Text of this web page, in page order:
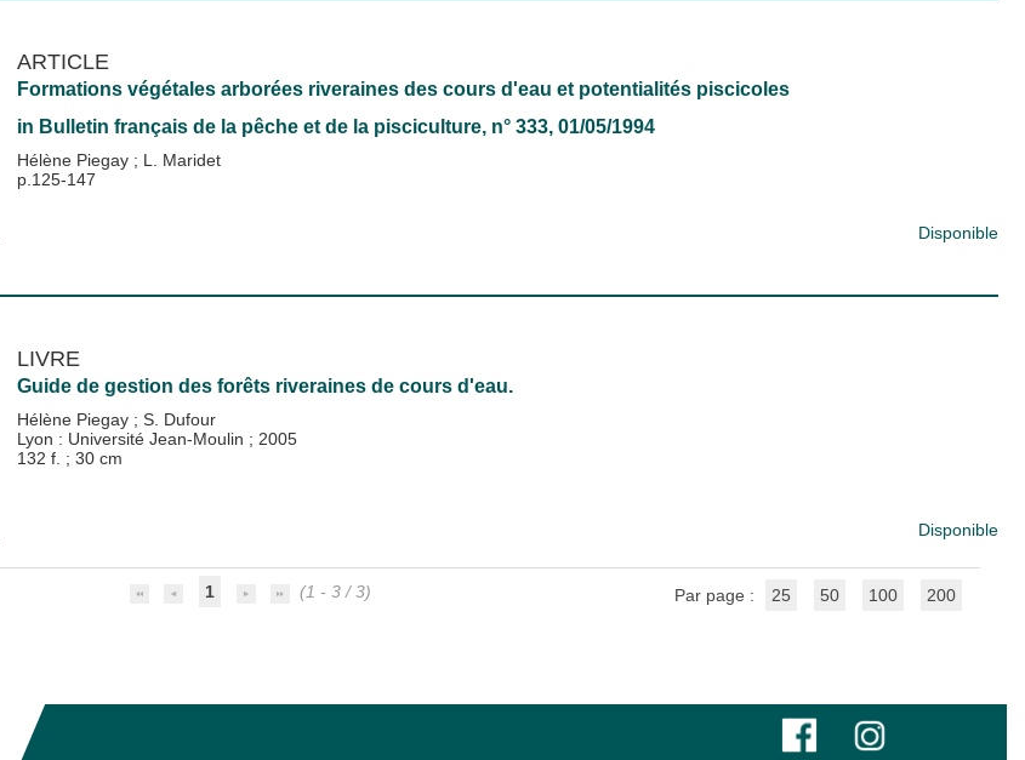
ARTICLE
Formations végétales arborées riveraines des cours d'eau et potentialités piscicoles
in Bulletin français de la pêche et de la pisciculture, n° 333, 01/05/1994
Hélène Piegay ; L. Maridet
p.125-147
Disponible
LIVRE
Guide de gestion des forêts riveraines de cours d'eau.
Hélène Piegay ; S. Dufour
Lyon : Université Jean-Moulin ; 2005
132 f. ; 30 cm
Disponible
1 (1 - 3 / 3) Par page : 25 50 100 200